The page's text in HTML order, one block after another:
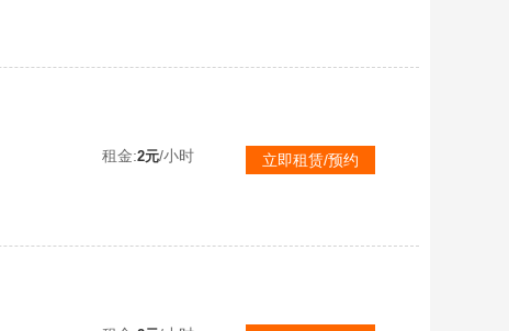
租金:2元/小时 立即租赁/预约